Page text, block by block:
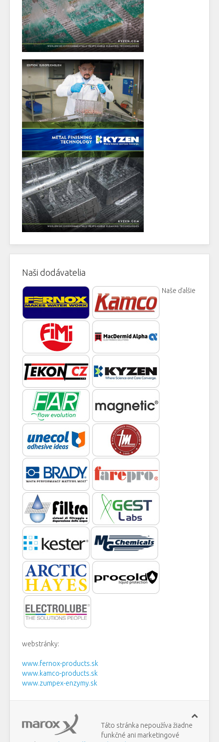
Naši dodávatelia
Naše ďalšie
webstránky:
www.fernox-products.sk
www.kamco-products.sk
www.zumpex-enzymy.sk
Táto stránka nepoužíva žiadne
funkčné ani marketingové